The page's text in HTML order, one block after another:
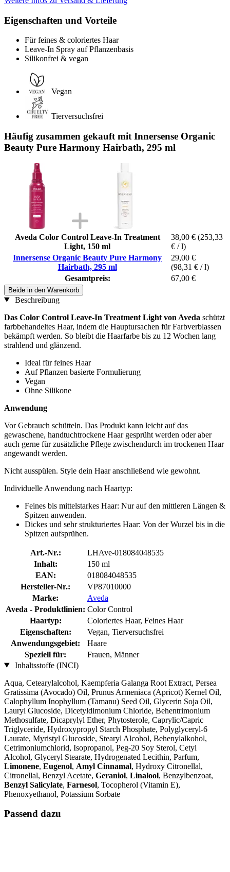
Eigenschaften und Vorteile
Für feines & coloriertes Haar
Leave-In Spray auf Pflanzenbasis
Silikonfrei & vegan
Vegan
Tierversuchsfrei
Häufig zusammen gekauft mit Innersense Organic
Beauty Pure Harmony Hairbath, 295 ml
Aveda Color Control Leave-In Treatment
Light, 150 ml
38,00 € (253,33
€ / l)
Innersense Organic Beauty Pure Harmony
Hairbath, 295 ml
29,00 €
(98,31 € / l)
Gesamtpreis:
67,00 €
Beide in den Warenkorb
Beschreibung
Das Color Control Leave-In Treatment Light von Aveda schützt
farbbehandeltes Haar, indem die Hauptursachen für Farbverblassen
bekämpft werden. So bleibt die Haarfarbe bis zu 12 Wochen lang
strahlend und glänzend.
Ideal für feines Haar
Auf Pflanzen basierte Formulierung
Vegan
Ohne Silikone
Anwendung
Vor Gebrauch schütteln. Das Produkt kann leicht auf das
gewaschene, handtuchtrockene Haar gesprüht werden oder aber
auch gerne für zusätzliche Pflege zwischendurch im trockenen Haar
angewandt werden.
Nicht ausspülen. Style dein Haar anschließend wie gewohnt.
Individuelle Anwendung nach Haartyp:
Feines bis mittelstarkes Haar: Nur auf den mittleren Längen &
Spitzen anwenden.
Dickes und sehr strukturiertes Haar: Von der Wurzel bis in die
Spitzen aufsprühen.
Art.-Nr.:
LHAve-018084048535
Inhalt:
150 ml
EAN:
018084048535
Hersteller-Nr.:
VP87010000
Marke:
Aveda
Aveda - Produktlinien: Color Control
Haartyp:
Coloriertes Haar, Feines Haar
Eigenschaften:
Vegan, Tierversuchsfrei
Anwendungsgebiet:
Haare
Speziell für:
Frauen, Männer
Inhaltsstoffe (INCI)
Aqua, Cetearylalcohol, Kaempferia Galanga Root Extract, Persea
Gratissima (Avocado) Oil, Prunus Armeniaca (Apricot) Kernel Oil,
Calophyllum Inophyllum (Tamanu) Seed Oil, Glycerin Soja Oil,
Lauryl Glucoside, Dicetyldimonium Chloride, Behentrimonium
Methosulfate, Dicaprylyl Ether, Phytosterole, Caprylic/Capric
Triglyceride, Hydroxypropyl Starch Phosphate, Polyglyceryl-6
Laurate, Myristyl Glucoside, Stearyl Alcohol, Behenylalkohol,
Cetrimoniumchlorid, Isopropanol, Peg-20 Soy Sterol, Cetyl
Alcohol, Glyceryl Stearate, Hydrogenated Lecithin, Parfum,
Limonene, Eugenol, Amyl Cinnamal, Hydroxy Citronellal,
Citronellal, Benzyl Acetate, Geraniol, Linalool, Benzylbenzoat,
Benzyl Salicylate, Farnesol, Tocopherol (Vitamin E),
Phenoxyethanol, Potassium Sorbate
Passend dazu